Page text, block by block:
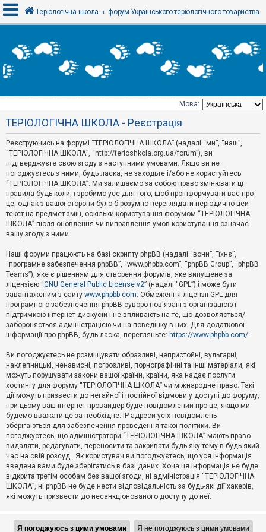
х
і
Т
е
м
и
б
е
з
в
і
д
п
о
в
і
д
й
А
к
т
и
в
н
і
м
и
П
о
ш
у
Д
о
п
о
м
Теріологічна школа форум Українського теріологічного товариства
Мова:
ТЕРІОЛОГІЧНА ШКОЛА - Реєстрація
Реєструючись на форумі “ТЕРІОЛОГІЧНА ШКОЛА” (надалі “ми”, “наш”,
“ТЕРІОЛОГІЧНА ШКОЛА”, “http://terioshkola.org.ua/forum”), ви
підтверджуєте свою згоду з наступними умовами. Якщо ви не
погоджуєтесь з ними, будь ласка, не заходьте і/або не користуйтесь
“ТЕРІОЛОГІЧНА ШКОЛА”. Ми залишаємо за собою право змінювати ці
правила будь-коли, і зробимо усе для того, щоб проінформувати вас про
це, однак з вашої сторони було б розумно переглядати періодично цей
текст на предмет змін, оскільки користування форумом “ТЕРІОЛОГІЧНА
ШКОЛА” після оновлення чи виправлення умов користування означає
вашу згоду з ними.
Наші форуми працюють на базі скрипту phpBB (надалі “вони”, “їхнє”,
“програмне забезпечення phpBB”, “www.phpbb.com”, “phpBB Group”, “phpBB
Teams”), яке є рішенням для створення форумів, яке випущене за
ліцензією “GNU General Public License v2” (надалі “GPL”) і може бути
завантаженим з сайту www.phpbb.com. Обмеження ліцензії GPL для
програмного забезпечення phpBB суворо пов'язані з організацією і
підтримкою інтернет-дискусій і не впливають на те, що дозволяється/
забороняється адміністрацією чи на поведінку в них. Для додаткової
інформації про phpBB, будь ласка, перегляньте: https://www.phpbb.com/.
Ви погоджуєтесь не розміщувати образливі, непристойні, вульгарні,
наклепницькі, ненависні, погрозливі, порнографічні та інші матеріали, які
можуть порушувати закони вашої країни, країни, яка надає послуги
хостингу для форуму “ТЕРІОЛОГІЧНА ШКОЛА” чи міжнародне право. Такі
дії можуть призвести до негайної і постійної відмови у доступі до форуму,
при цьому ваш інтернет-провайдер буде повідомлений про це, якщо ми
будемо вважати це за необхідне. IP-адреси усіх повідомлень
зберігаються для забезпечення проведення такої політики. Ви
погоджуєтесь, що адміністратори “ТЕРІОЛОГІЧНА ШКОЛА” мають право
видаляти, редагувати, переносити та закривати будь-яку тему в будь-який
час на свій розсуд . Як користувач ви погоджуєтесь, що уся інформація
введена вами буде зберігатись в базі даних. Хоча ця інформація не буде
відкрита третім особам без вашої згоди, ні адміністрація “ТЕРІОЛОГІЧНА
ШКОЛА”, ні phpBB не буде нести відповідальність за будь-які дії хакерів,
які можуть призвести до несанкціонованого доступу до неї.